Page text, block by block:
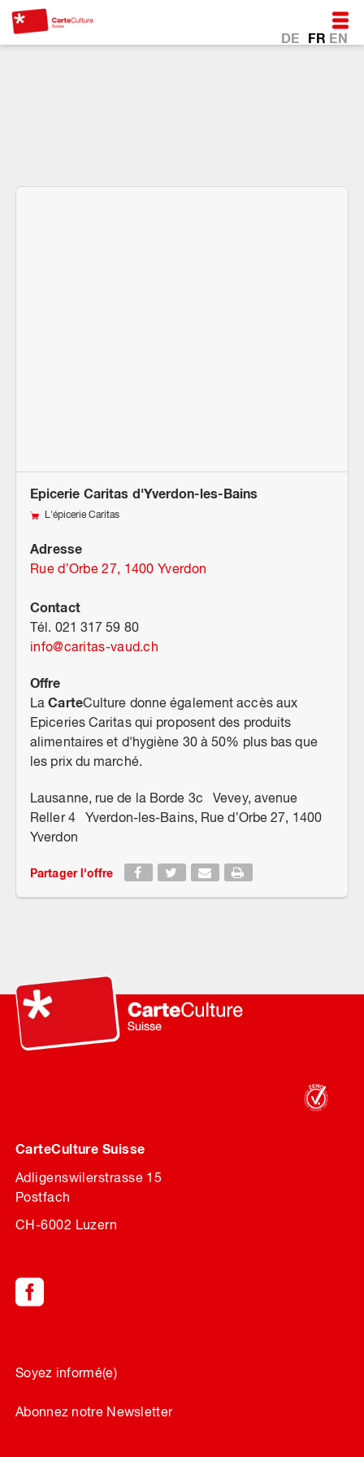
DE FR EN
Epicerie Caritas d'Yverdon-les-Bains
L'épicerie Caritas
Adresse
Rue d’Orbe 27, 1400 Yverdon
Contact
Tél. 021 317 59 80
info@caritas-vaud.ch
Offre
LaCarteCulture donne également accès aux
Epiceries Caritas qui proposent des produits
alimentaires et d'hygiène 30 à 50% plus bas que
les prix du marché.
Lausanne, rue de la Borde 3c Vevey, avenue
Reller 4 Yverdon-les-Bains, Rue d’Orbe 27, 1400
Yverdon
Partager l'offre
CarteCulture Suisse
Adligenswilerstrasse 15
Postfach
CH-6002 Luzern
Soyez informé(e)
Abonnez notre Newsletter